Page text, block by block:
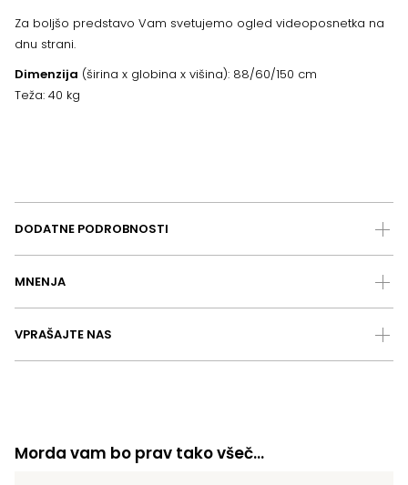
Za boljšo predstavo Vam svetujemo ogled videoposnetka na
dnu strani.
Dimenzija (širina x globina x višina): 88/60/150 cm
Teža: 40 kg
DODATNE PODROBNOSTI
MNENJA
VPRAŠAJTE NAS
Morda vam bo prav tako všeč…